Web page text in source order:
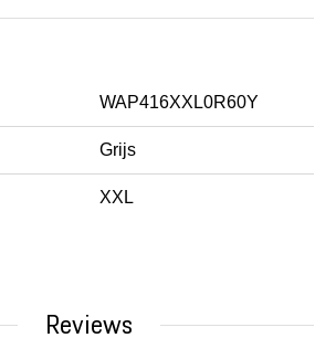
WAP416XXL0R60Y
Grijs
XXL
Reviews